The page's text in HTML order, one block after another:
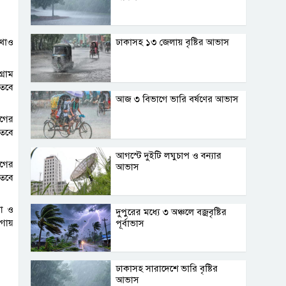
ও
ঢাকাসহ ১৩ জেলায় বৃষ্টির আভাস
আজ ৩ বিভাগে ভারি বর্ষণের আভাস
আগস্টে দুইটি লঘুচাপ ও বন্যার
আভাস
দুপুরের মধ্যে ৩ অঞ্চলে বজ্রবৃষ্টির
পূর্বাভাস
ঢাকাসহ সারাদেশে ভারি বৃষ্টির
আভাস